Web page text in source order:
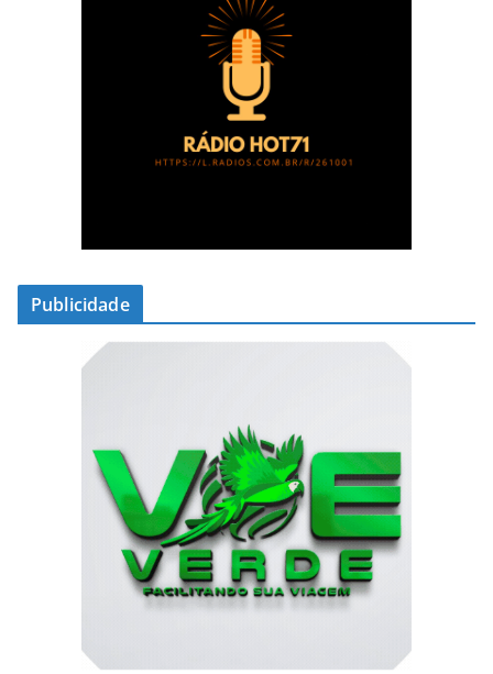
Publicidade